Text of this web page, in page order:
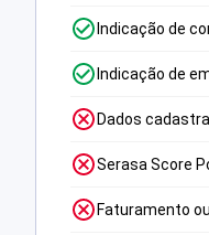
Indicação de
Indicação de
Dados
Serasa Score
Faturamento